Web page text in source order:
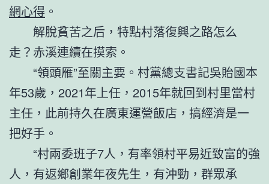
網心得 。
解脫貧苦之后，特點村落復興之路怎么
走？赤溪連續在摸索。
“領頭雁”至關主要。村黨總支書記吳貽國本
年53歲，2021年上任，2015年就回到村里當村
主任，此前持久在廣東運營飯店，搞經濟是一
把好手。
“村兩委班子7人，有率領村平易近致富的強
人，有返鄉創業年夜先生，有沖勁，群眾承